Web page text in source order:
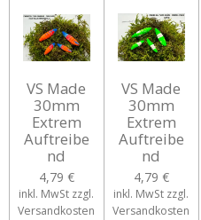
VS Made
30mm
Extrem
Auftreibe
nd
4,79 €
inkl. MwSt zzgl.
Versandkosten
VS Made
30mm
Extrem
Auftreibe
nd
4,79 €
inkl. MwSt zzgl.
Versandkosten